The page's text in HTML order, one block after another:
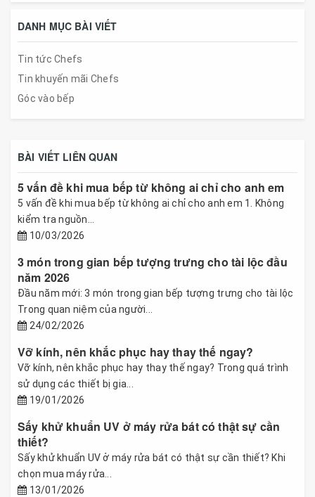
DANH MỤC BÀI VIẾT
Tin tức Chefs
Tin khuyến mãi Chefs
Góc vào bếp
BÀI VIẾT LIÊN QUAN
5 vấn đề khi mua bếp từ không ai chỉ cho anh em
5 vấn đề khi mua bếp từ không ai chỉ cho anh em 1. Không
kiểm tra nguồn...
10/03/2026
3 món trong gian bếp tượng trưng cho tài lộc đầu
năm 2026
Đầu năm mới: 3 món trong gian bếp tượng trưng cho tài lộc
Trong quan niệm của người...
24/02/2026
Vỡ kính, nên khắc phục hay thay thế ngay?
Vỡ kính, nên khắc phục hay thay thế ngay? Trong quá trình
sử dụng các thiết bị gia...
19/01/2026
Sấy khử khuẩn UV ở máy rửa bát có thật sự cần
thiết?
Sấy khử khuẩn UV ở máy rửa bát có thật sự cần thiết? Khi
chọn mua máy rửa...
13/01/2026